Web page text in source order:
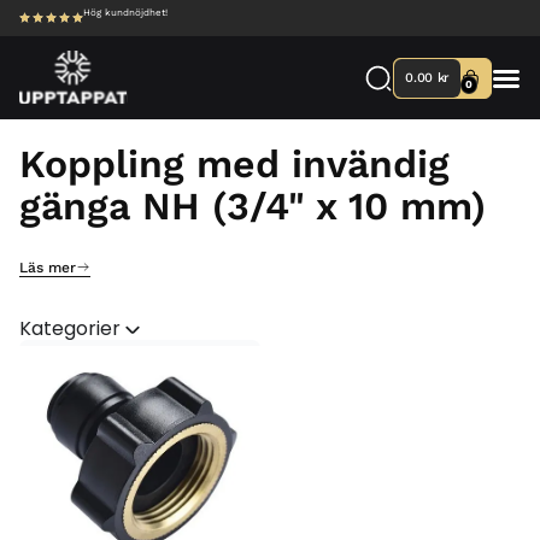
Hög kundnöjdhet!
0.00 kr 0
Koppling med invändig
gänga NH (3/4" x 10 mm)
Läs mer
Kategorier